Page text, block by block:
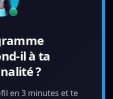
il à ta
?
en 3 minutes et te